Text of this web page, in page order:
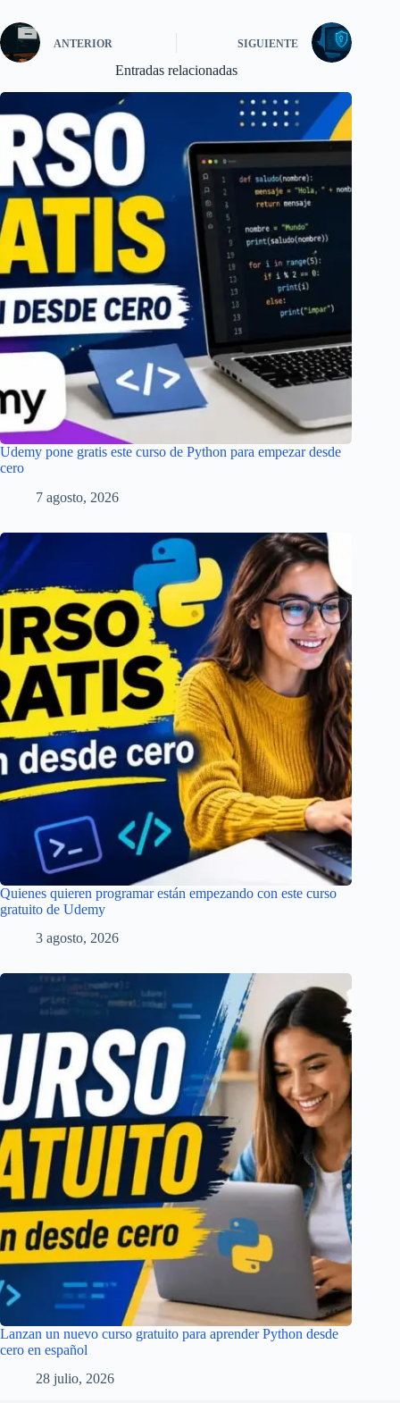
ANTERIOR SIGUIENTE
Entradas relacionadas
Udemy pone gratis este curso de Python para empezar desde
cero
7 agosto, 2026
Quienes quieren programar están empezando con este curso
gratuito de Udemy
3 agosto, 2026
Lanzan un nuevo curso gratuito para aprender Python desde
cero en español
28 julio, 2026